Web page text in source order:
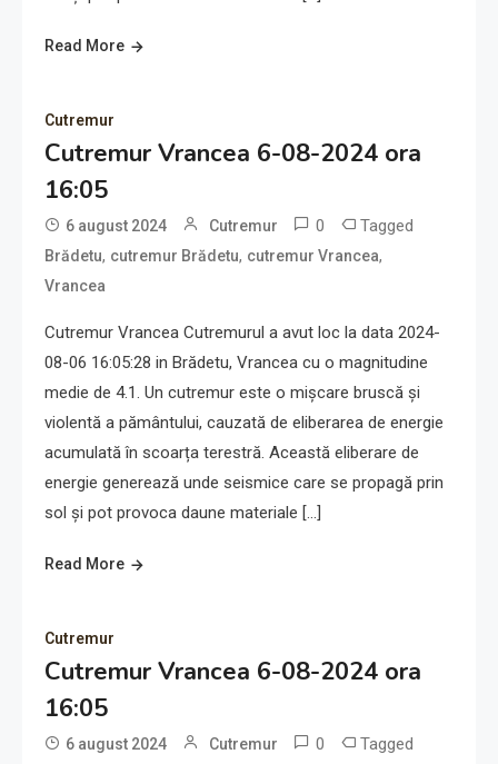
Read More
Cutremur
Cutremur Vrancea 6-08-2024 ora
16:05
6 august 2024 Cutremur 0 Tagged
Brădetu, cutremur Brădetu, cutremur Vrancea,
Vrancea
Cutremur Vrancea Cutremurul a avut loc la data 2024-
08-06 16:05:28 in Brădetu, Vrancea cu o magnitudine
medie de 4.1. Un cutremur este o mișcare bruscă și
violentă a pământului, cauzată de eliberarea de energie
acumulată în scoarța terestră. Această eliberare de
energie generează unde seismice care se propagă prin
sol și pot provoca daune materiale […]
Read More
Cutremur
Cutremur Vrancea 6-08-2024 ora
16:05
6 august 2024 Cutremur 0 Tagged